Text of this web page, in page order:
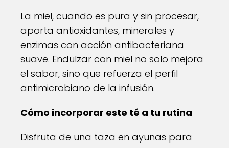
La miel, cuando es pura y sin procesar,
aporta antioxidantes, minerales y
enzimas con acción antibacteriana
suave. Endulzar con miel no solo mejora
el sabor, sino que refuerza el perfil
antimicrobiano de la infusión.
Cómo incorporar este té a tu rutina
Disfruta de una taza en ayunas para